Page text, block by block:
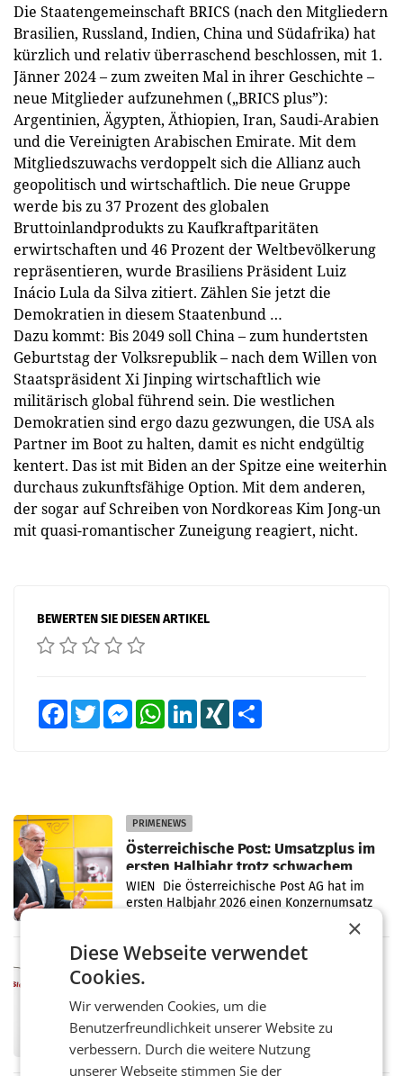
Die Staatengemeinschaft BRICS (nach den Mitgliedern
Brasilien, Russland, Indien, China und Südafrika) hat
kürzlich und relativ überraschend beschlossen, mit 1.
Jänner 2024 – zum zweiten Mal in ihrer Geschichte –
neue Mitglieder aufzunehmen („BRICS plus”):
Argentinien, Ägypten, Äthiopien, Iran, Saudi-Arabien
und die Vereinigten Arabischen Emirate. Mit dem
Mitgliedszuwachs verdoppelt sich die Allianz auch
geopolitisch und wirtschaftlich. Die neue Gruppe
werde bis zu 37 Prozent des globalen
Bruttoinlandprodukts zu Kaufkraftparitäten
erwirtschaften und 46 Prozent der Weltbevölkerung
repräsentieren, wurde Brasiliens Präsident Luiz
Inácio Lula da Silva zitiert. Zählen Sie jetzt die
Demokratien in diesem Staatenbund …
Dazu kommt: Bis 2049 soll China – zum hundertsten
Geburtstag der Volksrepublik – nach dem Willen von
Staatspräsident Xi Jinping wirtschaftlich wie
militärisch global führend sein. Die westlichen
Demokratien sind ergo dazu gezwungen, die USA als
Partner im Boot zu halten, damit es nicht endgültig
kentert. Das ist mit Biden an der Spitze eine weiterhin
durchaus zukunftsfähige Option. Mit dem anderen,
der sogar auf Schreiben von Nordkoreas Kim Jong-un
mit quasi-romantischer Zuneigung reagiert, nicht.
BEWERTEN SIE DIESEN ARTIKEL
FacebookTwitter MessengerWhatsAppLinkedInXING
PRIMENEWS
Österreichische Post: Umsatzplus im
ersten Halbjahr trotz schwachem
Briefgeschäft
WIEN Die Österreichische Post AG hat im
ersten Halbjahr 2026 einen Konzernumsatz
einem Plus von 3,8 Prozent gegenüber dem
Vergleichszeitraum
MARKETING & MEDIA
ProSiebenSat.1 spart und macht
überraschend viel Gewinn
UNTERFÖHRING/MAILAND/AMSTERDAM. Der
Fernsehkonzern ProSiebenSat.1 hat im
Frühjahr dank Kostensenkungen operativ
wieder Gewinn gemacht und die
×
Diese Webseite verwendet
Cookies.
Wir verwenden Cookies, um die
Benutzerfreundlichkeit unserer Website zu
verbessern. Durch die weitere Nutzung
unserer Webseite stimmen Sie der